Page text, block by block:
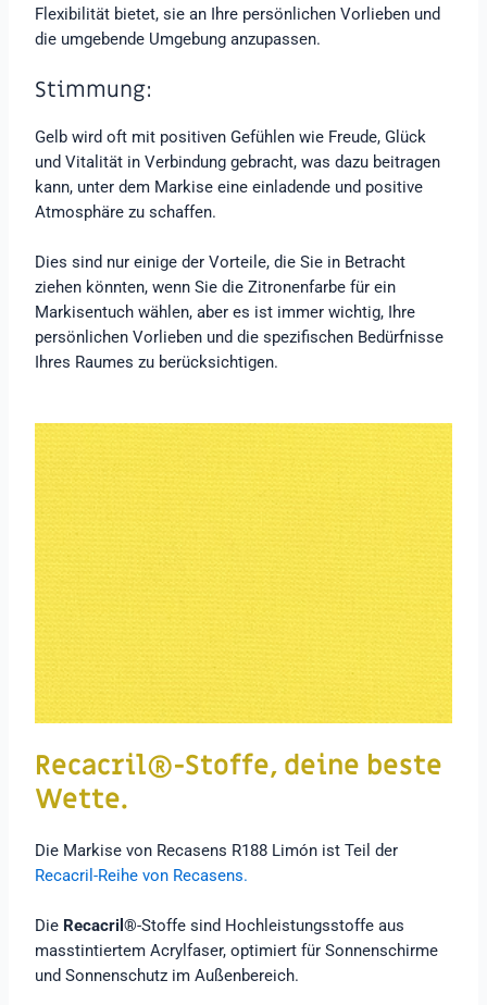
Flexibilität bietet, sie an Ihre persönlichen Vorlieben und
die umgebende Umgebung anzupassen.
Stimmung:
Gelb wird oft mit positiven Gefühlen wie Freude, Glück
und Vitalität in Verbindung gebracht, was dazu beitragen
kann, unter dem Markise eine einladende und positive
Atmosphäre zu schaffen.
Dies sind nur einige der Vorteile, die Sie in Betracht
ziehen könnten, wenn Sie die Zitronenfarbe für ein
Markisentuch wählen, aber es ist immer wichtig, Ihre
persönlichen Vorlieben und die spezifischen Bedürfnisse
Ihres Raumes zu berücksichtigen.
Recacril®-Stoffe, deine beste
Wette.
Die Markise von Recasens R188 Limón ist Teil der
Recacril-Reihe von Recasens.
Die Recacril®-Stoffe sind Hochleistungsstoffe aus
masstintiertem Acrylfaser, optimiert für Sonnenschirme
und Sonnenschutz im Außenbereich.